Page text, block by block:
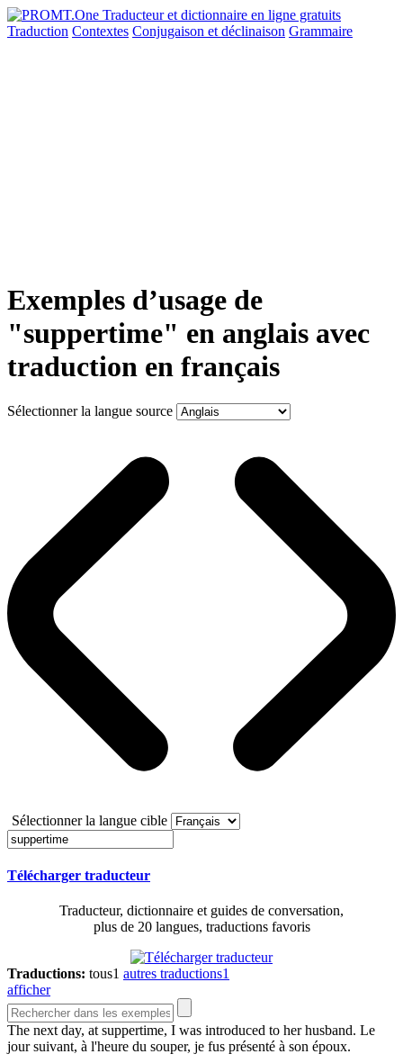
Traduction Contextes Conjugaison et déclinaison Grammaire
Exemples d’usage de
"suppertime" en anglais avec
traduction en français
Sélectionner la langue source
Sélectionner la langue cible
Télécharger traducteur
Traducteur, dictionnaire et guides de conversation,
plus de 20 langues, traductions favoris
Traductions: tous1 autres traductions1
afficher
The next day, atsuppertime, I was introduced to her husband. Le
jour suivant, à l'heure du souper, je fus présenté à son époux.